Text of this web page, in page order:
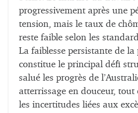
progressivement après une
tension, mais le taux de
reste faible selon les
La faiblesse persistante de
constitue le principal défi
salué les progrès de
atterrissage en douceur,
les incertitudes liées aux